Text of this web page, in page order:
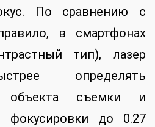
По сравнению с
в смартфонах
тип), лазер
определять
объекта съемки и
фокусировки до 0.27